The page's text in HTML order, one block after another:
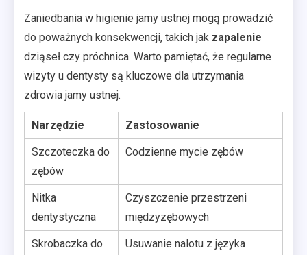
Zaniedbania w higienie jamy ustnej mogą prowadzić
do poważnych konsekwencji, takich jak zapalenie
dziąseł czy próchnica. Warto pamiętać, że regularne
wizyty u dentysty są kluczowe dla utrzymania
zdrowia jamy ustnej.
Narzędzie Zastosowanie
Szczoteczka do
zębów
Codzienne mycie zębów
Nitka
dentystyczna
Czyszczenie przestrzeni
międzyzębowych
Skrobaczka do
Usuwanie nalotu z języka